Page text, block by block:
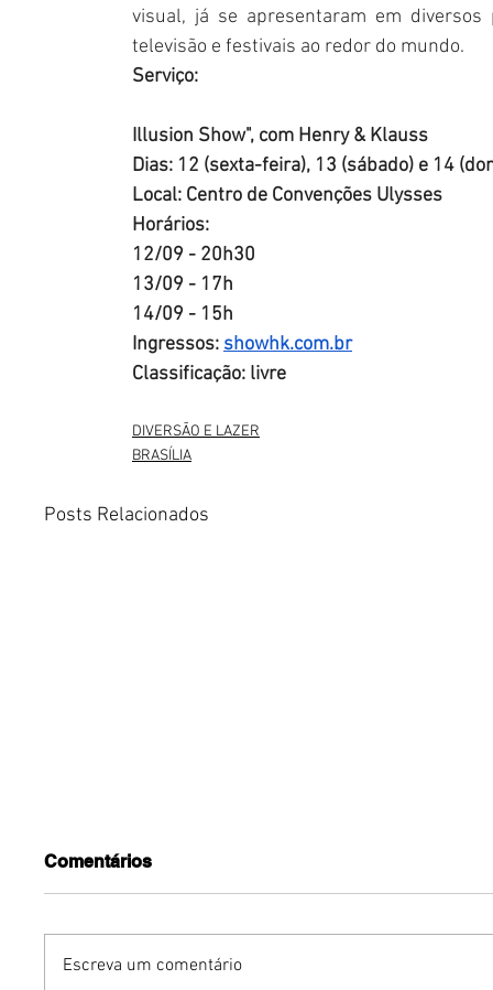
visual, já se apresentaram em
televisão e festivais ao redor do mundo.
Serviço:
Illusion Show", com Henry & Klauss
Dias: 12 (sexta-feira), 13 (sábado) e 14
Local: Centro de Convenções Ulysses
Horários:
12/09 - 20h30
13/09 - 17h
14/09 - 15h
Ingressos: showhk.com.br
Classificação: livre
DIVERSÃO E LAZER
BRASÍLIA
Posts Relacionados
Comentários
Escreva um comentário